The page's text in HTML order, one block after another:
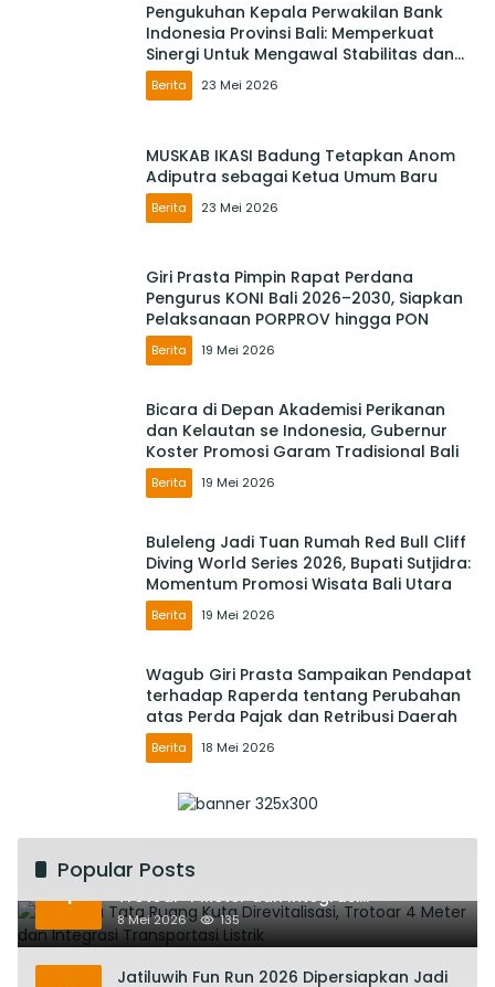
Pengukuhan Kepala Perwakilan Bank
Indonesia Provinsi Bali: Memperkuat
Sinergi Untuk Mengawal Stabilitas dan
Mendorong Pertumbuhan Ekonomi Bali
Berita 23 Mei 2026
MUSKAB IKASI Badung Tetapkan Anom
Adiputra sebagai Ketua Umum Baru
Berita 23 Mei 2026
Giri Prasta Pimpin Rapat Perdana
Pengurus KONI Bali 2026–2030, Siapkan
Pelaksanaan PORPROV hingga PON
Berita 19 Mei 2026
Bicara di Depan Akademisi Perikanan
dan Kelautan se Indonesia, Gubernur
Koster Promosi Garam Tradisional Bali
Berita 19 Mei 2026
Buleleng Jadi Tuan Rumah Red Bull Cliff
Diving World Series 2026, Bupati Sutjidra:
Momentum Promosi Wisata Bali Utara
Berita 19 Mei 2026
Wagub Giri Prasta Sampaikan Pendapat
terhadap Raperda tentang Perubahan
atas Perda Pajak dan Retribusi Daerah
Berita 18 Mei 2026
Popular Posts
1
Rencana Tata Ruang Kuta Direvitalisasi,
Trotoar 4 Meter dan Integrasi
Transportasi Listrik
8 Mei 2026 135
Jatiluwih Fun Run 2026 Dipersiapkan Jadi